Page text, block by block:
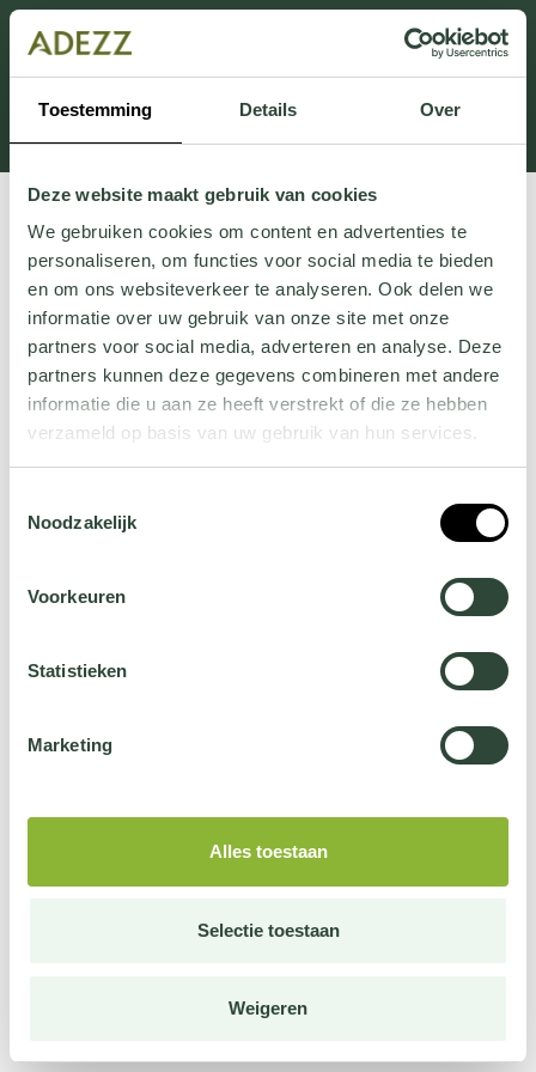
Toestemming Details Over
Deze website maakt gebruik van cookies
We gebruiken cookies om content en advertenties te
personaliseren, om functies voor social media te bieden
en om ons websiteverkeer te analyseren. Ook delen we
informatie over uw gebruik van onze site met onze
partners voor social media, adverteren en analyse. Deze
partners kunnen deze gegevens combineren met andere
informatie die u aan ze heeft verstrekt of die ze hebben
verzameld op basis van uw gebruik van hun services.
jehier.
Noodzakelijk
Voorkeuren
Statistieken
Marketing
Alles toestaan
Selectie toestaan
Weigeren
This section is currently under maintenance.
If you are missing information, you can call us at +31
413 745 423 or email us at